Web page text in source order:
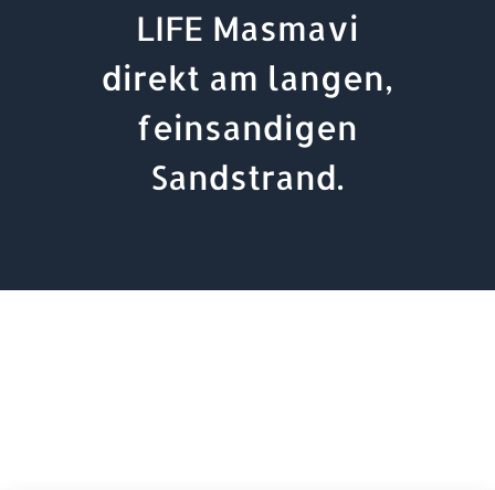
LIFE Masmavi
direkt am langen,
feinsandigen
Sandstrand.